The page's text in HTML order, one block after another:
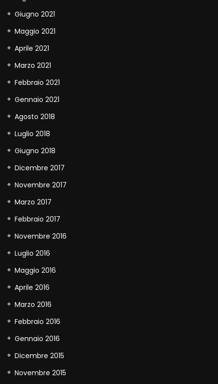
Giugno 2021
Maggio 2021
Aprile 2021
Marzo 2021
Febbraio 2021
Gennaio 2021
Agosto 2018
Luglio 2018
Giugno 2018
Dicembre 2017
Novembre 2017
Marzo 2017
Febbraio 2017
Novembre 2016
Luglio 2016
Maggio 2016
Aprile 2016
Marzo 2016
Febbraio 2016
Gennaio 2016
Dicembre 2015
Novembre 2015